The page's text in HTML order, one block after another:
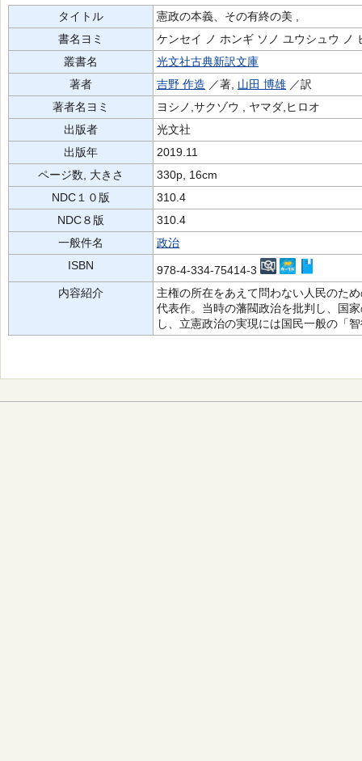
タイトル
憲政の本義、その有終の美 ,
書名ヨミ
ケンセイ ノ ホンギ ソノ ユウシュウ ノ
叢書名
光文社古典新訳文庫
著者
吉野 作造 ／著, 山田 博雄 ／訳
著者名ヨミ
ヨシノ,サクゾウ , ヤマダ,ヒロオ
出版者
光文社
出版年
2019.11
ページ数, 大きさ
330p, 16cm
NDC１０版
310.4
NDC８版
310.4
一般件名
政治
ISBN
978-4-334-75414-3
内容紹介
主権の所在をあえて問わない人民のた
代表作。当時の藩閥政治を批判し、国
し、立憲政治の実現には国民一般の「